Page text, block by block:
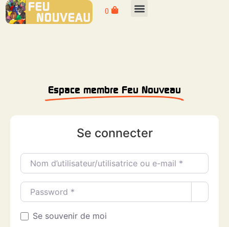
0
Espace membre Feu Nouveau
Se connecter
Nom d’utilisateur/utilisatrice ou e-mail*
Password*
Se souvenir de moi